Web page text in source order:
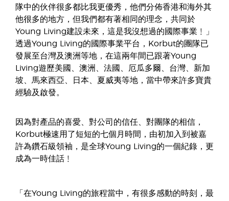
隊中的伙伴很多都比我更優秀，他們分佈香港和海外其
他很多的地方，但我們都有著相同的理念，共同於
Young Living建設未來，這是我沒想過的國際事業﹗」
透過Young Living的國際事業平台，Korbut的團隊已
發展至台灣及澳洲等地，在這兩年間已跟著Young
Living遊歷美國、澳洲、法國、厄瓜多爾、台灣、新加
坡、馬來西亞、日本、夏威夷等地，當中帶來許多寶貴
經驗及啟發。
因為對產品的喜愛、對公司的信任、對團隊的相信，
Korbut極速用了短短的七個月時間，由初加入到被嘉
許為鑽石級領袖，是全球Young Living的一個紀錄，更
成為一時佳話﹗
「在Young Living的旅程當中，有很多感動的時刻，最